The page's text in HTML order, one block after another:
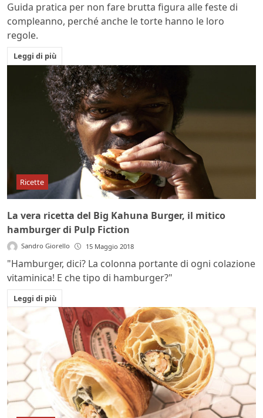
Guida pratica per non fare brutta figura alle feste di
compleanno, perché anche le torte hanno le loro
regole.
Leggi di più
Ricette
La vera ricetta del Big Kahuna Burger, il mitico
hamburger di Pulp Fiction
Sandro Giorello 15 Maggio 2018
"Hamburger, dici? La colonna portante di ogni colazione
vitaminica! E che tipo di hamburger?"
Leggi di più